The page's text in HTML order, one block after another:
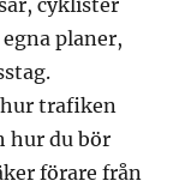
cyklister
planer,
trafiken
hur du bör
förare från